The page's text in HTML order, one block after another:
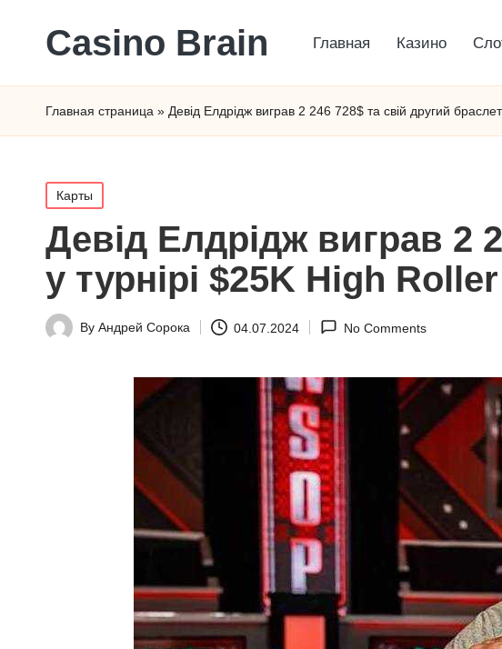
Сasino Brain Главная Казино
Главная страница » Девід Елдрідж виграв 2 246 728$ та свій другий
Posted
in
Карты
Девід Елдрідж виграв 2
у турнірі $25K High
PostedBy Андрей Сорока 04.07.2024 No Comments